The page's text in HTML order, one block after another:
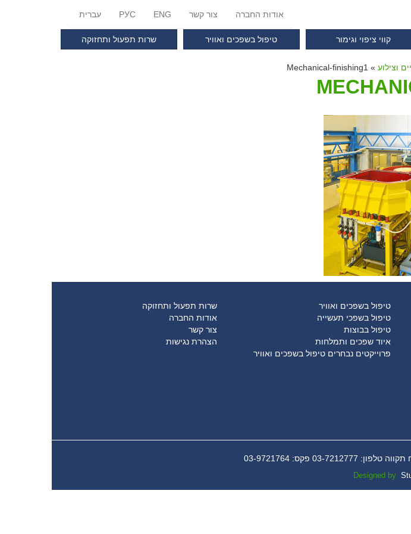
עברית РУС ENG צור קשר אודות החברה
שרות תפעול ותחזוקה טיפול בשפכים ואוויר קווי ציפוי וגימור
וצילוע » Mechanical-finishing1
טיפול בשפכים ואוויר
טיפול בשפכי תעשייה
טיפול בבוצות
איוד שפכים ותמלחות
פרוייקטים נבחרים טיפול בשפכים ואוויר
שרות תפעול ותחזוקה
אודות החברה
צור קשר
הצהרת נגישות
Designed by